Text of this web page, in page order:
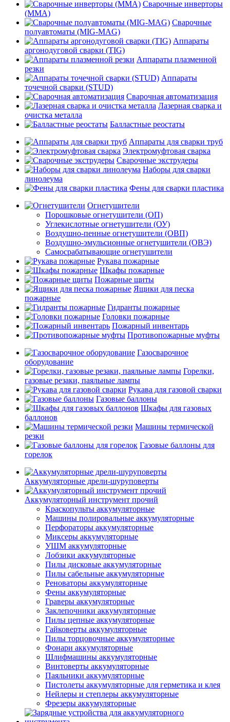
Сварочные инверторы
(MMA)
Сварочные
полуавтоматы (MIG-MAG)
Аппараты
аргонодуговой сварки (TIG)
Аппараты плазменной
резки
Аппараты
точечной сварки (STUD)
Сварочная автоматизация
Лазерная сварка и
очистка металла
Балластные реостаты
Аппараты для сварки труб
Электромуфтовая сварка
Сварочные экструдеры
Наборы для сварки
линолеума
Фены для сварки пластика
Огнетушители
Порошковые огнетушители (ОП)
Углекислотные огнетушители (ОУ)
Воздушно-пенные огнетушители (ОВП)
Воздушно-эмульсионные огнетушители (ОВЭ)
Самосрабатывающие огнетушители
Рукава пожарные
Шкафы пожарные
Пожарные щиты
Ящики для песка
пожарные
Гидранты пожарные
Головки пожарные
Пожарный инвентарь
Противопожарные муфты
Газосварочное
оборудование
Горелки,
газовые резаки, паяльные лампы
Рукава для газовой сварки
Газовые баллоны
Шкафы для газовых
баллонов
Машины термической
резки
Газовые баллоны для
горелок
Аккумуляторные дрели-шуруповерты
Аккумуляторный инструмент прочий
Краскопульты аккумуляторные
Машины полировальные аккумуляторные
Перфораторы аккумуляторные
Миксеры аккумуляторные
УШМ аккумуляторные
Лобзики аккумуляторные
Пилы дисковые аккумуляторные
Пилы сабельные аккумуляторные
Реноваторы аккумуляторные
Фены аккумуляторные
Граверы аккумуляторные
Заклепочники аккумуляторные
Пилы цепные аккумуляторные
Гайковерты аккумуляторные
Пилы торцовочные аккумуляторные
Фонари аккумуляторные
Шлифмашины аккумуляторные
Винтоверты аккумуляторные
Паяльники аккумуляторные
Пистолеты аккумуляторные для герметика и клея
Нейлеры и степлеры аккумуляторные
Фрезеры аккумуляторные